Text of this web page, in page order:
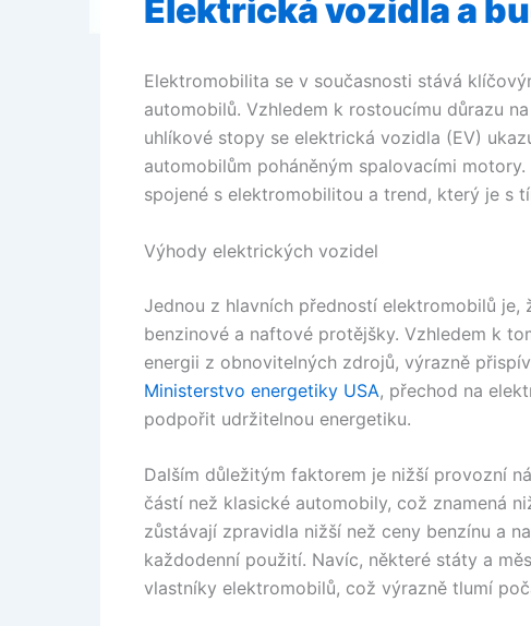
Elektrická vozidla a
Elektromobilita se v současnosti stává
automobilů. Vzhledem k rostoucímu důrazu
uhlíkové stopy se elektrická vozidla (EV)
automobilům poháněným spalovacími
spojené s elektromobilitou a trend, který je s
Výhody elektrických vozidel
Jednou z hlavních předností elektromobilů je,
benzinové a naftové protějšky. Vzhledem k
energii z obnovitelných zdrojů, výrazně
Ministerstvo energetiky USA, přechod na
podpořit udržitelnou energetiku.
Dalším důležitým faktorem je nižší provozní
částí než klasické automobily, což znamená
zůstávají zpravidla nižší než ceny benzínu a
každodenní použití. Navíc, některé státy a
vlastníky elektromobilů, což výrazně tlumí